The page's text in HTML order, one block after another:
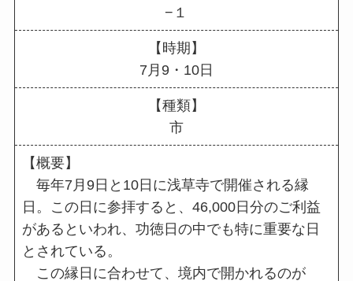
−１
【時期】
7月9・10日
【種類】
市
【概要】
毎年7月9日と10日に浅草寺で開催される縁
日。この日に参拝すると、46,000日分のご利益
があるといわれ、功徳日の中でも特に重要な日
とされている。
この縁日に合わせて、境内で開かれるのが